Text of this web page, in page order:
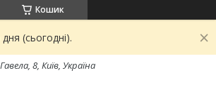
Кошик
(сьогодні).
8, Київ, Україна